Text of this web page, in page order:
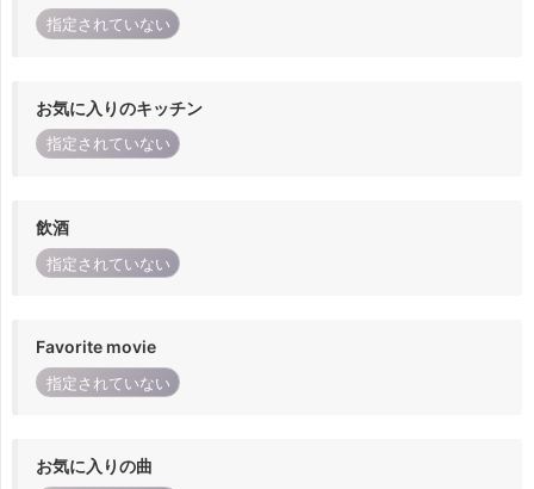
指定されていない
お気に入りのキッチン
指定されていない
飲酒
指定されていない
Favorite movie
指定されていない
お気に入りの曲